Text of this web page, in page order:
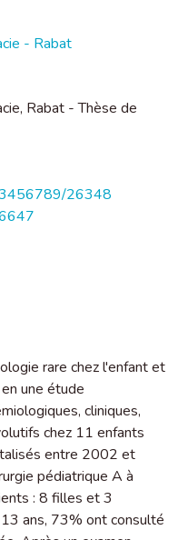
- Rabat
Rabat - Thèse de
26348
rare chez l'enfant et
une étude
cliniques,
chez 11 enfants
entre 2002 et
pédiatrique A à
: 8 filles et 3
ans, 73% ont consulté